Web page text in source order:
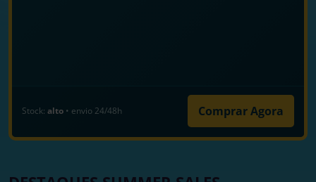
Stock: alto • envio 24/48h Comprar Agora